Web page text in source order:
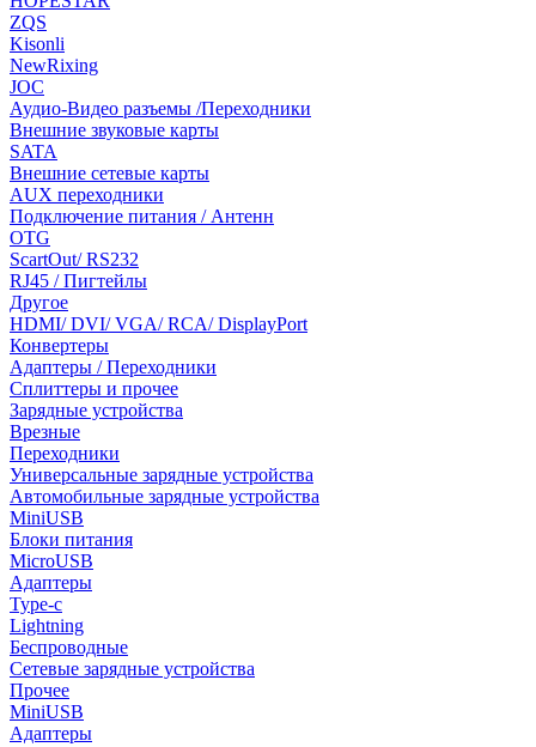
ZQS
Kisonli
NewRixing
JOC
Аудио-Видео разъемы /Переходники
Внешние звуковые карты
SATA
Внешние сетевые карты
AUX переходники
Подключение питания / Антенн
OTG
ScartOut/ RS232
RJ45 / Пигтейлы
Другое
HDMI/ DVI/ VGA/ RCA/ DisplayPort
Конвертеры
Адаптеры / Переходники
Сплиттеры и прочее
Зарядные устройства
Врезные
Переходники
Универсальные зарядные устройства
Автомобильные зарядные устройства
MiniUSB
Блоки питания
MicroUSB
Адаптеры
Type-c
Lightning
Беспроводные
Сетевые зарядные устройства
Прочее
MiniUSB
Адаптеры